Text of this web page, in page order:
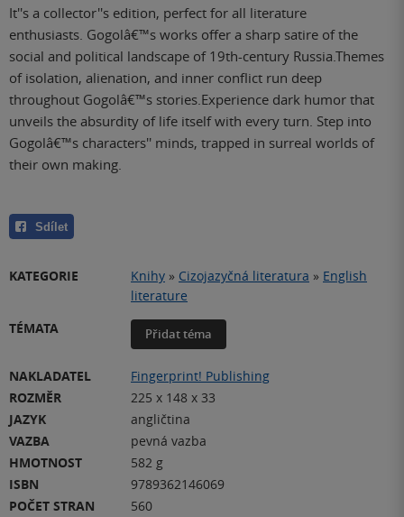
It''s a collector''s edition, perfect for all literature
enthusiasts. Gogolâ€™s works offer a sharp satire of the
social and political landscape of 19th-century Russia.Themes
of isolation, alienation, and inner conflict run deep
throughout Gogolâ€™s stories.Experience dark humor that
unveils the absurdity of life itself with every turn. Step into
Gogolâ€™s characters'' minds, trapped in surreal worlds of
their own making.
Sdílet
KATEGORIE Knihy » Cizojazyčná literatura » English
literature
TÉMATA
Přidat téma
NAKLADATEL
Fingerprint! Publishing
ROZMĚR
225 x 148 x 33
JAZYK
angličtina
VAZBA
pevná vazba
HMOTNOST
582 g
ISBN
9789362146069
POČET STRAN
560